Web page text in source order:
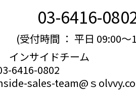
03-6416-
(受付時間 ： 平日 09:00～
インサイドチーム
6416-0802
sales-team@ｓ